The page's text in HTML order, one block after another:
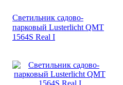
Светильник садово-
парковый Lusterlicht QMT
1564S Real I